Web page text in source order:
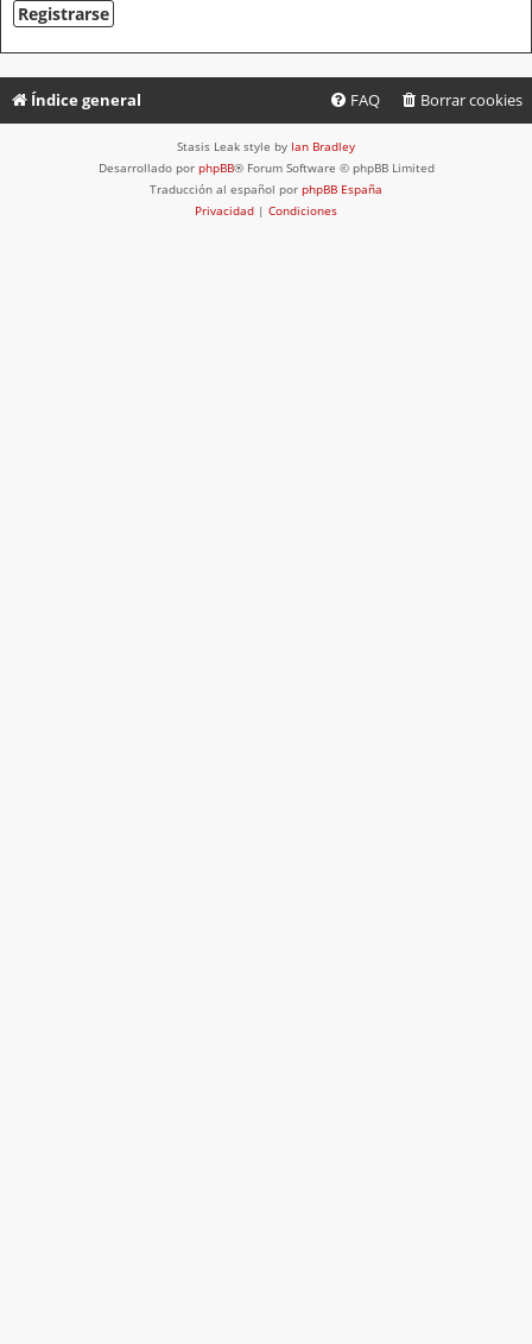
Registrarse
Índice general Borrar cookies
FAQ
Stasis Leak style by Ian Bradley
Desarrollado por phpBB® Forum Software © phpBB Limited
Traducción al español por phpBB España
Privacidad | Condiciones